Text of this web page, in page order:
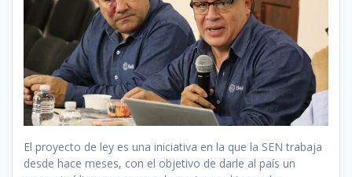
El proyecto de ley es una iniciativa en la que la SEN trabaja
desde hace meses, con el objetivo de darle al país un